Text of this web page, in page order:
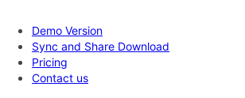
Demo Version
Sync and Share Download
Pricing
Contact us